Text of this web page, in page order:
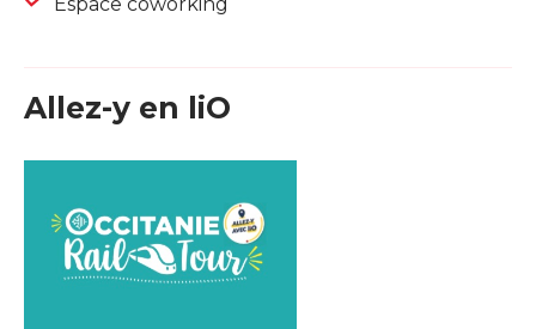
Espace coworking
Allez-y en liO